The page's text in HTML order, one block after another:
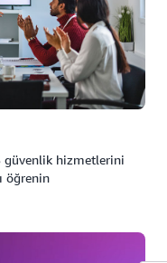
güvenlik hizmetlerini
öğrenin